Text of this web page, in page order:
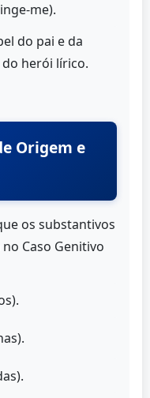
me).
do pai e da
herói lírico.
Origem e
os substantivos
Caso Genitivo